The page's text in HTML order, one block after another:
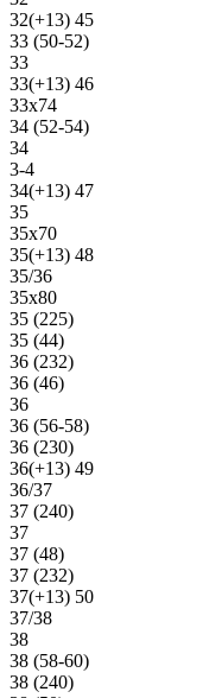
32(+13) 45
33 (50-52)
33
33(+13) 46
33х74
34 (52-54)
34
3-4
34(+13) 47
35
35х70
35(+13) 48
35/36
35х80
35 (225)
35 (44)
36 (232)
36 (46)
36
36 (56-58)
36 (230)
36(+13) 49
36/37
37 (240)
37
37 (48)
37 (232)
37(+13) 50
37/38
38
38 (58-60)
38 (240)